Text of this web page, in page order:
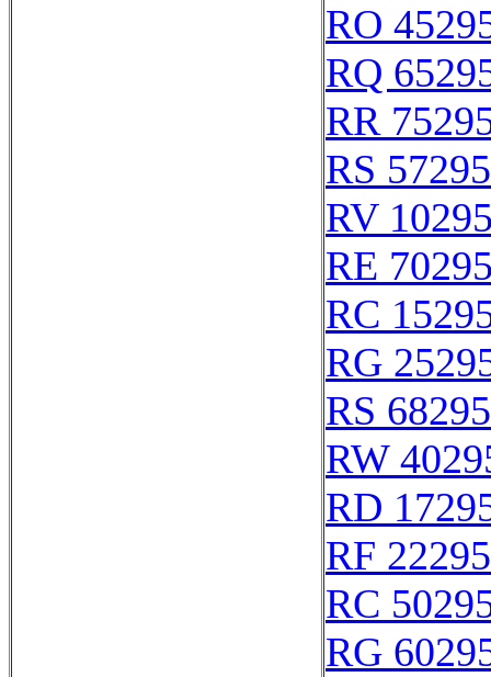
RO
RQ
RR
RS 57295
RV
RE
RC
RG
RS 68295
RW
RD
RF 22295
RC
RG